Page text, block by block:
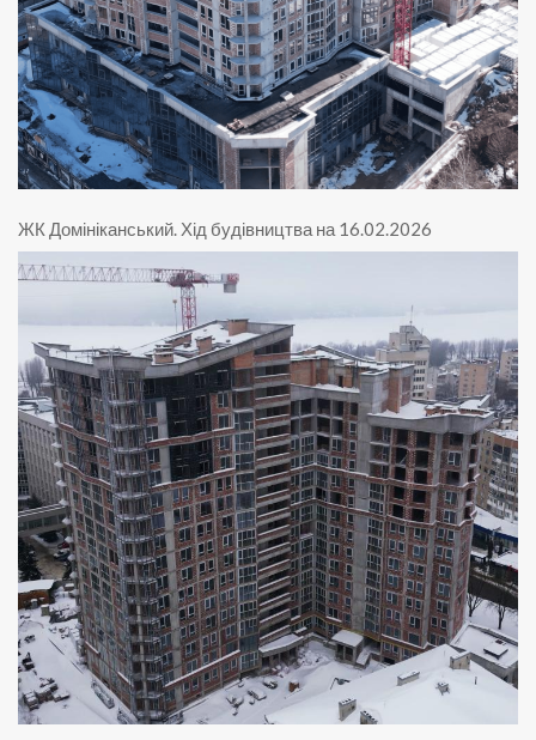
ЖК Домініканський. Хід будівництва на 16.02.2026